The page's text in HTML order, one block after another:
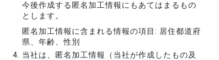
今後作成する匿名加工情報にもあてはまるもの
とします。
匿名加工情報に含まれる情報の項目: 居住都道府
県、年齢、性別
当社は、匿名加工情報（当社が作成したもの及